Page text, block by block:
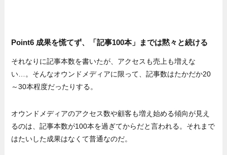
Point6 成果を慌てず、「記事100本」までは黙々と続ける
それなりに記事本数を書いたが、アクセスも売上も増えな
い…。そんなオウンドメディアに限って、記事数はたかだか20
～30本程度だったりする。
オウンドメディアのアクセス数や顧客も増え始める傾向が見え
るのは、記事本数が100本を過ぎてからだと言われる。それまで
はたいした成果はなくて普通なのだ。